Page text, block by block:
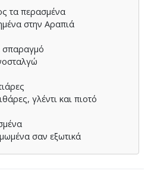
τα περασμένα
στην Αραπιά
σπαραγμό
γλέντι και πιοτό
σαν εξωτικά